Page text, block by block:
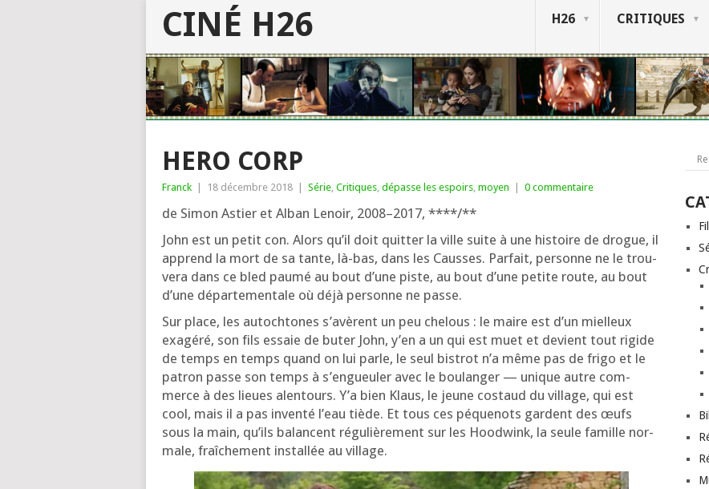
CINÉ H26 H26 CRITIQUES
HERO CORP
Franck 18 décembre 2018 Série, Critiques, dépasse les espoirs, moyen 0 commentaire
de Simon Astier et Alban Lenoir, 2008–2017, ****/**
John est un petit con. Alors qu’il doit quit­ter la ville suite à une his­toire de drogue, il
apprend la mort de sa tante, là-bas, dans les Causses. Parfait, per­sonne ne le trou­
ve­ra dans ce bled pau­mé au bout d’une piste, au bout d’une petite route, au bout
d’une dépar­te­men­tale où déjà per­sonne ne passe.
Sur place, les autoch­tones s’a­vèrent un peu che­lous : le maire est d’un miel­leux
exa­gé­ré, son fils essaie de buter John, y’en a un qui est muet et devient tout rigide
de temps en temps quand on lui parle, le seul bis­trot n’a même pas de fri­go et le
patron passe son temps à s’en­gueu­ler avec le bou­lan­ger — unique autre com­
merce à des lieues alen­tours. Y’a bien Klaus, le jeune cos­taud du vil­lage, qui est
cool, mais il a pas inven­té l’eau tiède. Et tous ces péque­nots gardent des œufs
sous la main, qu’ils balancent régu­liè­re­ment sur les Hoodwink, la seule famille nor­
male, fraî­che­ment ins­tal­lée au village.